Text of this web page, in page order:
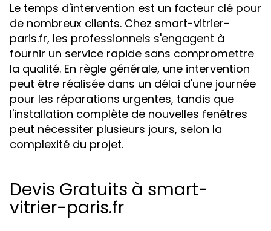
Le temps d'intervention est un facteur clé pour
de nombreux clients. Chez smart-vitrier-
paris.fr, les professionnels s'engagent à
fournir un service rapide sans compromettre
la qualité. En règle générale, une intervention
peut être réalisée dans un délai d'une journée
pour les réparations urgentes, tandis que
l'installation complète de nouvelles fenêtres
peut nécessiter plusieurs jours, selon la
complexité du projet.
Devis Gratuits à smart-
vitrier-paris.fr